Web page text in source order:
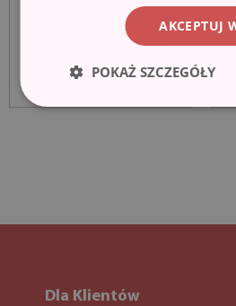
Dla Klientów
AKCEPTUJ
POKAŻ SZCZEGÓŁY